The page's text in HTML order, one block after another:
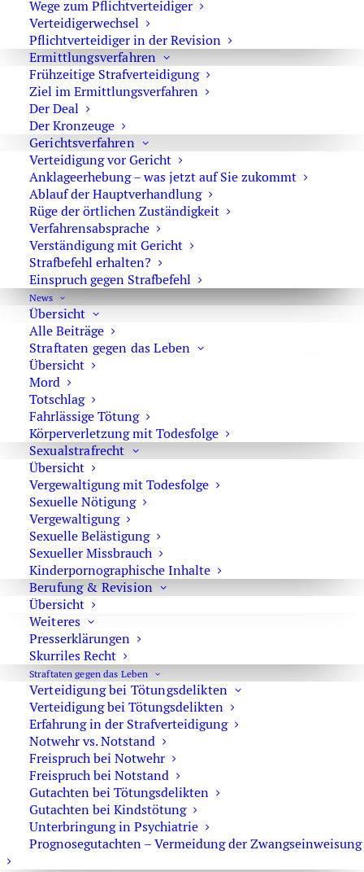
Wege zum Pflichtverteidiger
Verteidigerwechsel
Pflichtverteidiger in der Revision
Ermittlungsverfahren
Frühzeitige Strafverteidigung
Ziel im Ermittlungsverfahren
Der Deal
Der Kronzeuge
Gerichtsverfahren
Verteidigung vor Gericht
Anklageerhebung – was jetzt auf Sie zukommt
Ablauf der Hauptverhandlung
Rüge der örtlichen Zuständigkeit
Verfahrensabsprache
Verständigung mit Gericht
Strafbefehl erhalten?
Einspruch gegen Strafbefehl
News
Übersicht
Alle Beiträge
Straftaten gegen das Leben
Übersicht
Mord
Totschlag
Fahrlässige Tötung
Körperverletzung mit Todesfolge
Sexualstrafrecht
Übersicht
Vergewaltigung mit Todesfolge
Sexuelle Nötigung
Vergewaltigung
Sexuelle Belästigung
Sexueller Missbrauch
Kinderpornographische Inhalte
Berufung & Revision
Übersicht
Weiteres
Presserklärungen
Skurriles Recht
Straftaten gegen das Leben
Verteidigung bei Tötungsdelikten
Verteidigung bei Tötungsdelikten
Erfahrung in der Strafverteidigung
Notwehr vs. Notstand
Freispruch bei Notwehr
Freispruch bei Notstand
Gutachten bei Tötungsdelikten
Gutachten bei Kindstötung
Unterbringung in Psychiatrie
Prognosegutachten – Vermeidung der Zwangseinweisung
gegen das Urteil vorgegangen werden sollte, dazu berät
sie Ihr Rechtsanwalt für Strafrecht.
Nur Revision gegen Urteile der
Landgerichte, Oberlandesgerichte und des
Kammergerichts Berlin
Findet die Hauptverhandlung in 1. Instanz nicht vor dem
Amtsgericht, sondern vor einem Landgericht oder
Oberlandesgericht statt, gibt es keine Berufung. Hier ist
nur die Revision gegen das Urteil möglich.
Die meisten Mandanten kennen den Unterschied
zwischen Berufung und Revision nicht. Als Faustregel zur
Erklärung kann man vereinfacht sagen: in einem
Berufungsverfahren findet nochmals eine
Beweisaufnahme statt, es werden z.B. Zeugen
vernommen. Anders ist das in der Revisionsinstanz. Hier
wird das Urteil auf Rechtsfehler geprüft. Eine
Verhandlung findet in vielen Fällen nicht statt, weil im
Beschlussverfahren entweder das Urteil aufgehoben oder
die Revision verworfen wird.
Unterschiede zwischen Berufung und
Revision im Strafrecht
Die beiden Rechtsmittel sind nicht miteinander
vergleichbar, auch wenn die Ziele, die mit ihnen verfolgt
werden, identisch sind. Die Entscheidung – Berufung oder
die Revision im Strafrecht – kann also durchaus schwierig
sein. So führt die Berufung zu einer
Beweisaufnahme vor dem höheren Gericht. Nochmals
werden Zeugen vernommen, Gutachter gehört, Urkunden
und andere Beweisstücke in das Strafverfahren eingeführt
und am Schluss durch das Gericht gewürdigt. In der
Revision gibt es keine Beweisaufnahme.
Die Revisionsgerichte (Bundesgerichtshof,
Oberlandesgerichte und Kammergericht Berlin) sind an
die Feststellungen im Urteil der Vorinstanz gebunden.
Aufgabe der Revisionsgerichte ist es zu prüfen, ob
das materielle und formelle Recht eingehalten wurde.